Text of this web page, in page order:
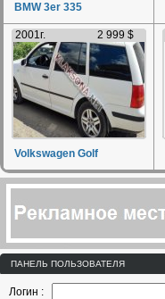
BMW 3er 335
2001г. 2 999 $
Volkswagen Golf
ПАНЕЛЬ ПОЛЬЗОВАТЕЛЯ
Логин :